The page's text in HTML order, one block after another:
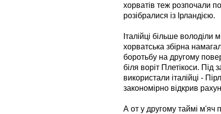
хорватів теж розпочали
розібралися із Ірландією.
Італійці більше
хорватська збірна
боротьбу на другому
біля воріт Плетікоси. Під
використали італійці -
закономірно відкрив
А от у другому таймі м'яч